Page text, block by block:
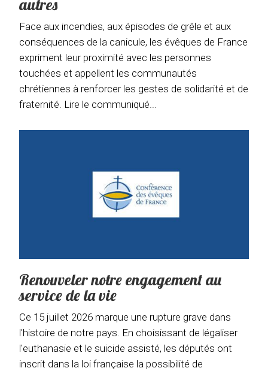
autres
Face aux incendies, aux épisodes de grêle et aux
conséquences de la canicule, les évêques de France
expriment leur proximité avec les personnes
touchées et appellent les communautés
chrétiennes à renforcer les gestes de solidarité et de
fraternité. Lire le communiqué...
Renouveler notre engagement au
service de la vie
Ce 15 juillet 2026 marque une rupture grave dans
l'histoire de notre pays. En choisissant de légaliser
l'euthanasie et le suicide assisté, les députés ont
inscrit dans la loi française la possibilité de